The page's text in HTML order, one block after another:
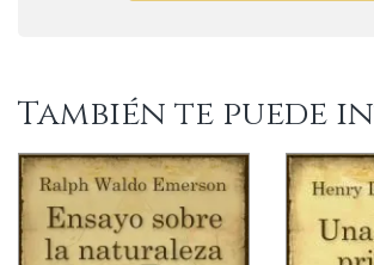
También te puede